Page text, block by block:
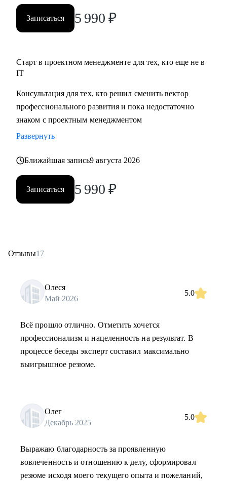
Записаться 5 990 ₽
Старт в проектном менеджменте для тех, кто еще не в
IT
Консультация для тех, кто решил сменить вектор
профессионального развития и пока недостаточно
знаком с проектным менеджментом
Развернуть
Ближайшая запись9 августа 2026
Записаться 5 990 ₽
Отзывы17
Олеся
Май 2026
5.0
Всё прошло отлично. Отметить хочется
профессионализм и нацеленность на результат. В
процессе беседы эксперт составил максимально
выигрышное резюме.
Олег
Декабрь 2025
5.0
Выражаю благодарность за проявленную
вовлеченность и отношению к делу, сформировал
резюме исходя моего текущего опыта и пожеланий,